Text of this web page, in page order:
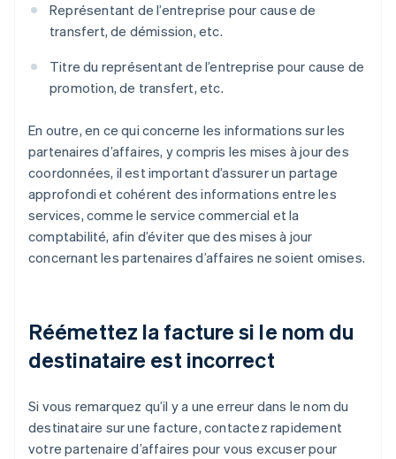
Représentant de l’entreprise pour cause de
transfert, de démission, etc.
Titre du représentant de l’entreprise pour cause de
promotion, de transfert, etc.
En outre, en ce qui concerne les informations sur les
partenaires d’affaires, y compris les mises à jour des
coordonnées, il est important d’assurer un partage
approfondi et cohérent des informations entre les
services, comme le service commercial et la
comptabilité, afin d’éviter que des mises à jour
concernant les partenaires d’affaires ne soient omises.
Réémettez la facture si le nom du
destinataire est incorrect
Si vous remarquez qu’il y a une erreur dans le nom du
destinataire sur une facture, contactez rapidement
votre partenaire d’affaires pour vous excuser pour